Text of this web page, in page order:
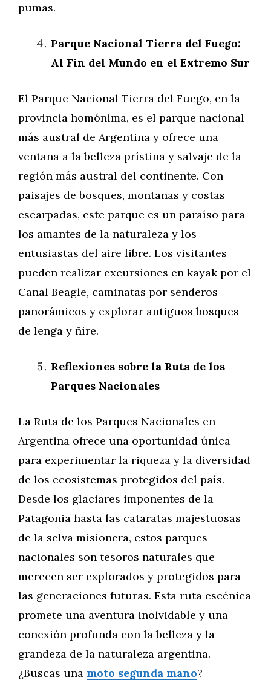
pumas.
Parque Nacional Tierra del Fuego:
Al Fin del Mundo en el Extremo Sur
El Parque Nacional Tierra del Fuego, en la
provincia homónima, es el parque nacional
más austral de Argentina y ofrece una
ventana a la belleza prístina y salvaje de la
región más austral del continente. Con
paisajes de bosques, montañas y costas
escarpadas, este parque es un paraíso para
los amantes de la naturaleza y los
entusiastas del aire libre. Los visitantes
pueden realizar excursiones en kayak por el
Canal Beagle, caminatas por senderos
panorámicos y explorar antiguos bosques
de lenga y ñire.
Reflexiones sobre la Ruta de los
Parques Nacionales
La Ruta de los Parques Nacionales en
Argentina ofrece una oportunidad única
para experimentar la riqueza y la diversidad
de los ecosistemas protegidos del país.
Desde los glaciares imponentes de la
Patagonia hasta las cataratas majestuosas
de la selva misionera, estos parques
nacionales son tesoros naturales que
merecen ser explorados y protegidos para
las generaciones futuras. Esta ruta escénica
promete una aventura inolvidable y una
conexión profunda con la belleza y la
grandeza de la naturaleza argentina.
¿Buscas una moto segunda mano?